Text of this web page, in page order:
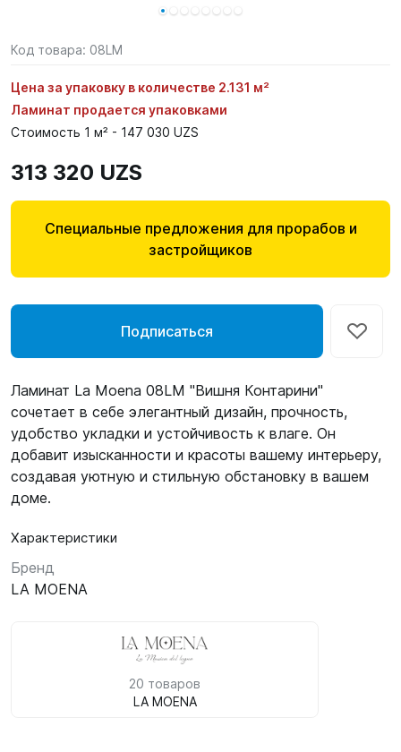
Код товара: 08LM
Цена за упаковку в количестве 2.131 м²
Ламинат продается упаковками
Стоимость 1 м² - 147 030 UZS
313 320 UZS
Специальные предложения для прорабов и
застройщиков
Подписаться
Ламинат La Moena 08LM "Вишня Контарини"
сочетает в себе элегантный дизайн, прочность,
удобство укладки и устойчивость к влаге. Он
добавит изысканности и красоты вашему интерьеру,
создавая уютную и стильную обстановку в вашем
доме.
Характеристики
Бренд
LA MOENA
20 товаров
LA MOENA